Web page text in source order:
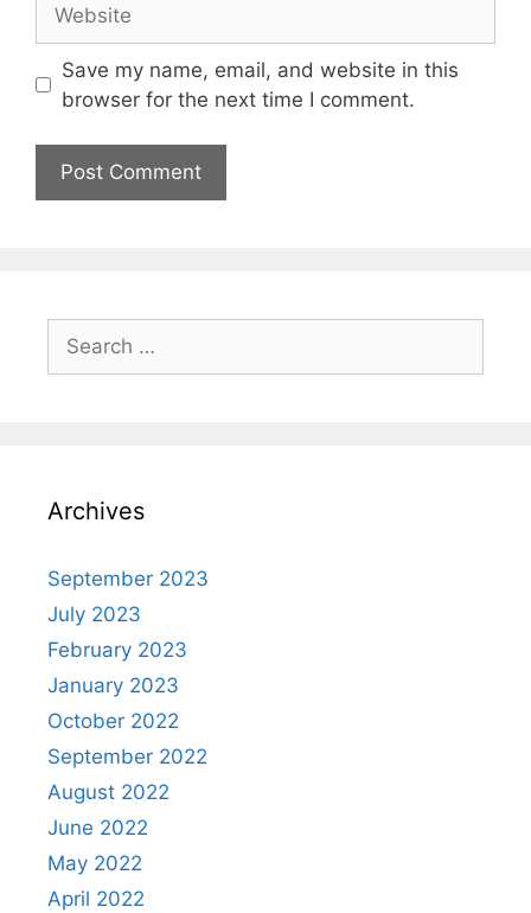
Save my name, email, and website in this
browser for the next time I comment.
Archives
September 2023
July 2023
February 2023
January 2023
October 2022
September 2022
August 2022
June 2022
May 2022
April 2022